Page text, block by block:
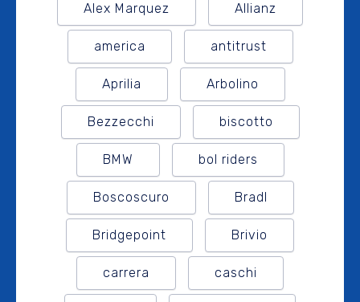
Alex Marquez Allianz
america antitrust
Aprilia Arbolino
Bezzecchi biscotto
BMW bol riders
Boscoscuro Bradl
Bridgepoint Brivio
carrera caschi